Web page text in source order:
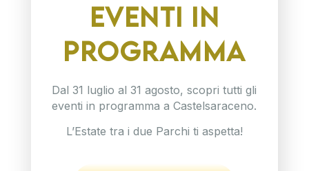
Per vivere al meglio la tua giornata nel Bosco
Favino, ti consigliamo di preparare uno
con tutto il necessario
per un pic nic all’aria
aperta. Non dimenticare di portare cibo e
di avventura, preferibilmente incontenitori
riutilizzabiliper ridurre al minimo l’impatto
ambientale. Ricorda anche di munirti di
posate, piatti e bicchieri biodegradabili, da
EVENTI IN
PROGRAMMA
Dal 31 luglio al 31 agosto, scopri tutti gli
eventi in programma a Castelsaraceno.
L’Estate tra i due Parchi ti aspetta!